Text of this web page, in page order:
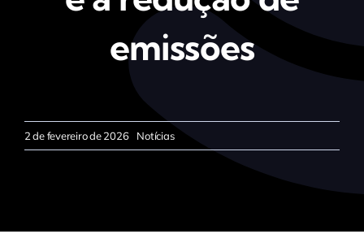
emissões
2 de fevereiro de 2026 Notícias